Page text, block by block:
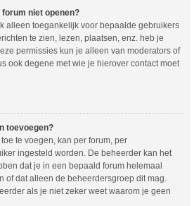
niet openen?
alleen toegankelijk voor bepaalde gebruikers
te zien, lezen, plaatsen, enz. heb je
permissies kun je alleen van moderators of
ook degene met wie je hierover contact moet
toevoegen?
te voegen, kan per forum, per
ingesteld worden. De beheerder kan het
dat je in een bepaald forum helemaal
of dat alleen de beheerdersgroep dit mag.
als je niet zeker weet waarom je geen